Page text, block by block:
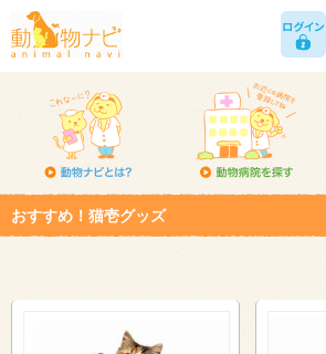
おすすめ！猫壱グッズ